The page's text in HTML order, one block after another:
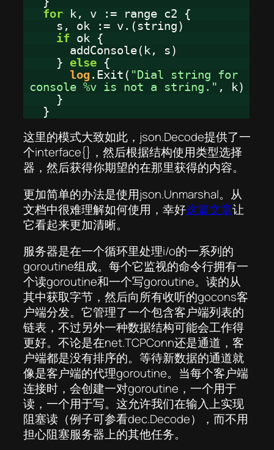
for
k, v := range c2 {
s, ok := v.(string)
if
ok {
addConsole(k, s)
} else
{
log.Exit( "Dial string for
console %v is not a string." , k)
}
}
这里的模式大致如此，json.Decode提供了一
个interface{}，然后根据结构使用类型选择
器，然后获得你期望的在那里获得的内容。
更加简单的办法是使用json.Unmarshal。从
文档中很难理解如何使用，幸好这篇文章让
它看起来更加清晰。
服务器是在一个循环里处理i/o的一系列的
goroutine组成。每个它监视的命令行拥有一
个读goroutine和一个写goroutine。读的从
其中获取字节，然后向所有收听的gocons客
户端分发。它管理了一个包含客户端列表的
链表，不过另外一种数据结构可能会工作得
更好。不论是在net.TCPConn还是通道，客
户端都是没有排序的。等待新数据的通道就
像是客户端的代理goroutine。当每个客户端
连接时，会创建一对goroutine，一个用于
读，一个用于写。这允许我们在输入上实现
阻塞读（例子可参看dec.Decode），而不用
担心阻塞服务器上的其他任务。